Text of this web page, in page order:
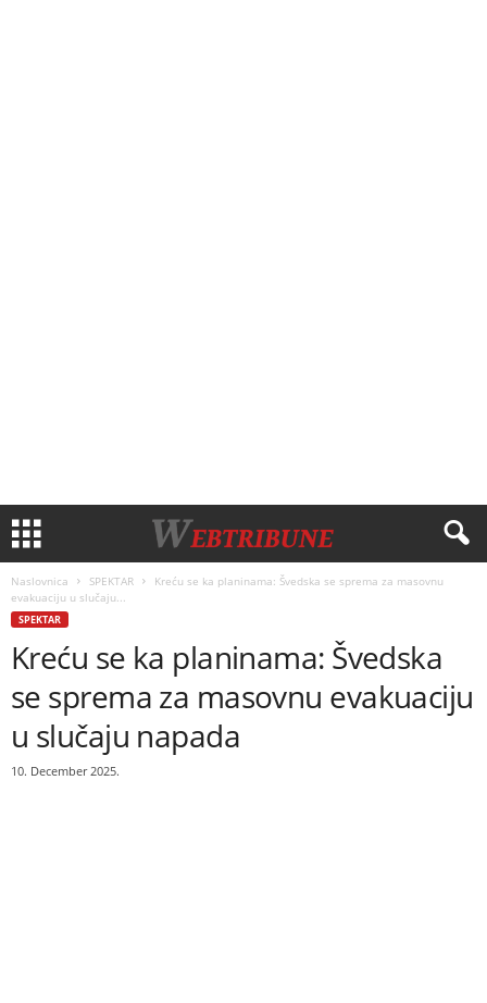
Naslovnica SPEKTAR
Kreću se ka planinama: Švedska se sprema za masovnu
evakuaciju u slučaju...
SPEKTAR
Kreću se ka planinama: Švedska
se sprema za masovnu evakuaciju
u slučaju napada
10. December 2025.